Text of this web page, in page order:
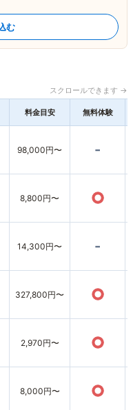
む
スクロールできます →
料金目安 無料体験
98,000円〜 -
8,800円〜 ○
14,300円〜 -
327,800円〜 ○
2,970円〜 ○
8,000円〜 ○